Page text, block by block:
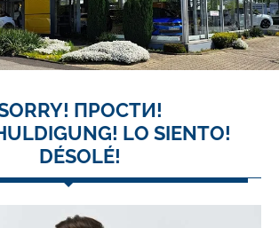
ПРОСТИ!
LO SIENTO!
DÉSOLÉ!